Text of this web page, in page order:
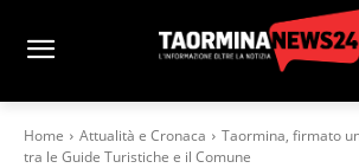
Home Attualità e Cronaca
Taormina, firmato
tra le Guide Turistiche e il Comune